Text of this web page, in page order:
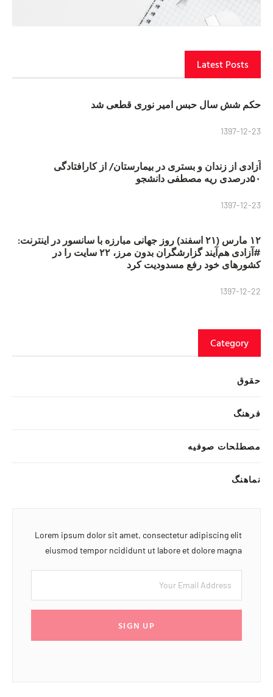
Latest Posts
حکم شش سال حبس امیر نوری قطعی شد
1397-12-23
آزادی از زندان و بستری در بیمارستان/ از کارافتادگی
۵۰درصدی ریه مصطفی دانشجو
1397-12-23
۱۲ مارس (۲۱ اسفند) روز جهانی مبارزه با سانسور در اینترنت:
#آزادی هم‌آیند گزارشگران‌ بدون مرز، ۲۲ سایت را در
کشورهای خود رفع مسدودیت کرد
1397-12-22
Category
حقوق
فرهنگ
مصطلحات صوفیه
نماهنگ
Lorem ipsum dolor sit amet, consectetur adipiscing elit
eiusmod tempor ncididunt ut labore et dolore magna
SIGN UP